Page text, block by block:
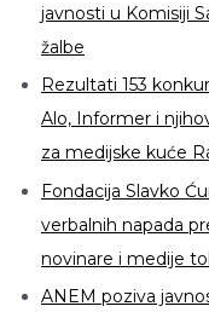
javnosti u Komisiji
žalbe
Rezultati 153
Alo, Informer i
za medijske kuće
Fondacija Slavko
verbalnih napada
novinare i medije
ANEM poziva